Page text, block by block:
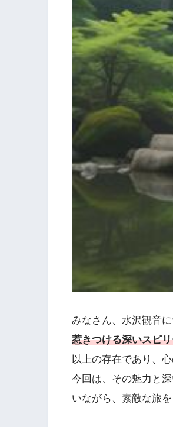
みなさん、水沢観音
惹きつける深いスピ
以上の存在であり、
今回は、その魅力と
いながら、素敵な旅